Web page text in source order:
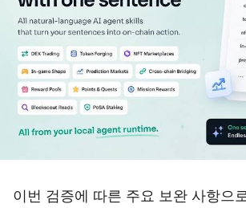
이번 검증에 따른 주요 보완 사항으